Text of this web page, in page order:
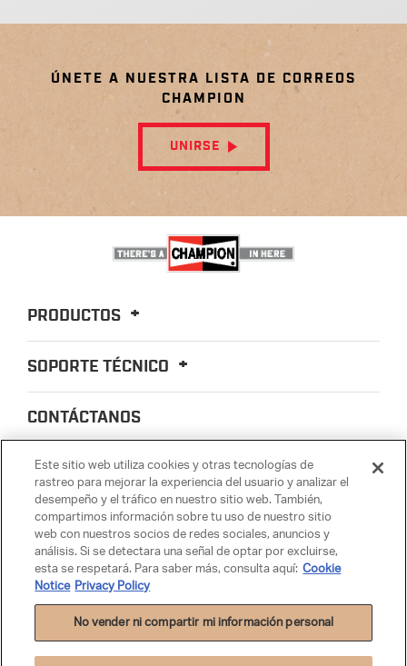
ÚNETE A NUESTRA LISTA DE CORREOS
CHAMPION
UNIRSE
PRODUCTOS
SOPORTE TÉCNICO
CONTÁCTANOS
ENCUENTRA TU PIEZA
ACERCA DE NOSOTROS
COOKIE NOTICE
Este sitio web utiliza cookies y otras tecnologías de
rastreo para mejorar la experiencia del usuario y analizar el
desempeño y el tráfico en nuestro sitio web. También,
compartimos información sobre tu uso de nuestro sitio
web con nuestros socios de redes sociales, anuncios y
análisis. Si se detectara una señal de optar por excluirse,
esta se respetará. Para saber más, consulta aquí: Cookie
NoticePrivacy Policy
No vender ni compartir mi información personal